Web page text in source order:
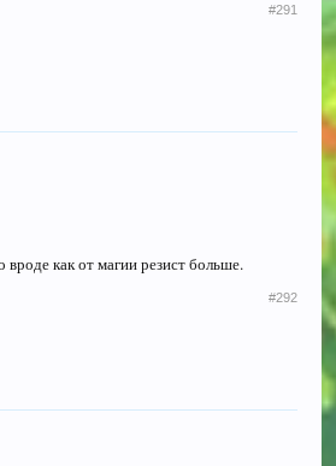
#291
как от магии резист больше.
#292